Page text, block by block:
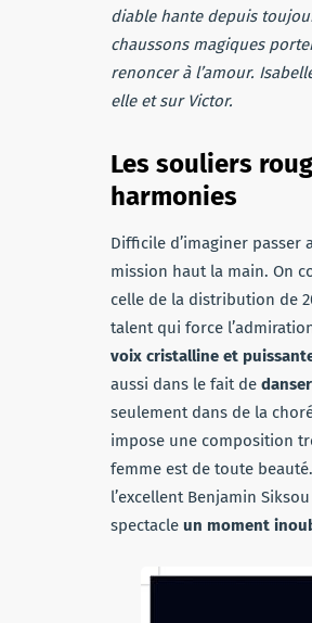
diable hante depuis
chaussons magiques
renoncer à l’amour.
elle et sur Victor.
Les souliers
harmonies
Difficile d’imaginer
mission haut la main. On
celle de la distribution de
talent qui force
voix cristalline et
aussi dans le fait de
seulement dans de la
impose une composition
femme est de toute
l’excellent Benjamin
spectacle un moment